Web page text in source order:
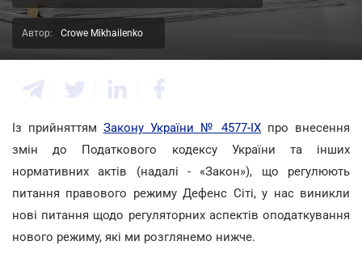
Автор: Crowe Mikhailenko
Із прийняттям Закону України № 4577-ІХ про внесення
змін до Податкового кодексу України та інших
нормативних актів (надалі - «Закон»), що регулюють
питання правового режиму Дефенс Сіті, у нас виникли
нові питання щодо регуляторних аспектів оподаткування
нового режиму, які ми розглянемо нижче.